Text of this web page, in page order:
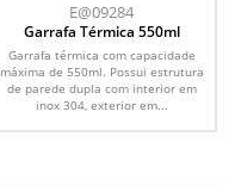
E@09284
Garrafa Térmica 550ml
Garrafa térmica com capacidade
máxima de 550ml. Possui estrutura
de parede dupla com interior em
inox 304, exterior em...